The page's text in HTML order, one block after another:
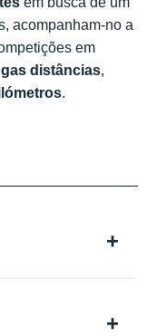
acompanham-no a
em
distâncias,
.